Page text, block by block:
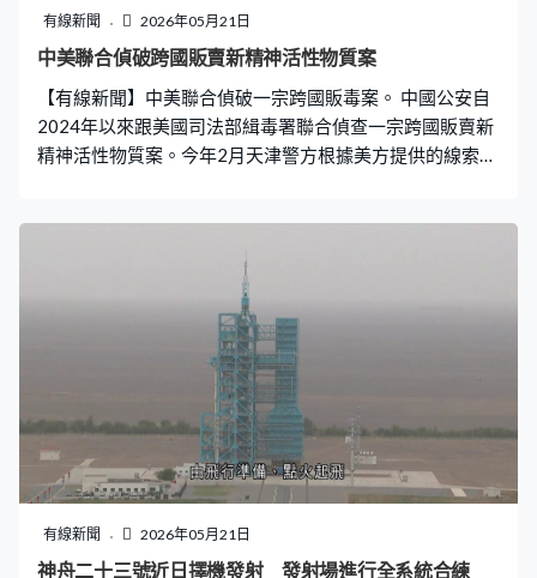
有線新聞 2026年05月21日
中美聯合偵破跨國販賣新精神活性物質案
【有線新聞】中美聯合偵破一宗跨國販毒案。 中國公安自
2024年以來跟美國司法部緝毒署聯合偵查一宗跨國販賣新
精神活性物質案。今年2月天津警方根據美方提供的線索成
有線新聞 2026年05月21日
神舟二十三號近日擇機發射 發射場進行全系統合練